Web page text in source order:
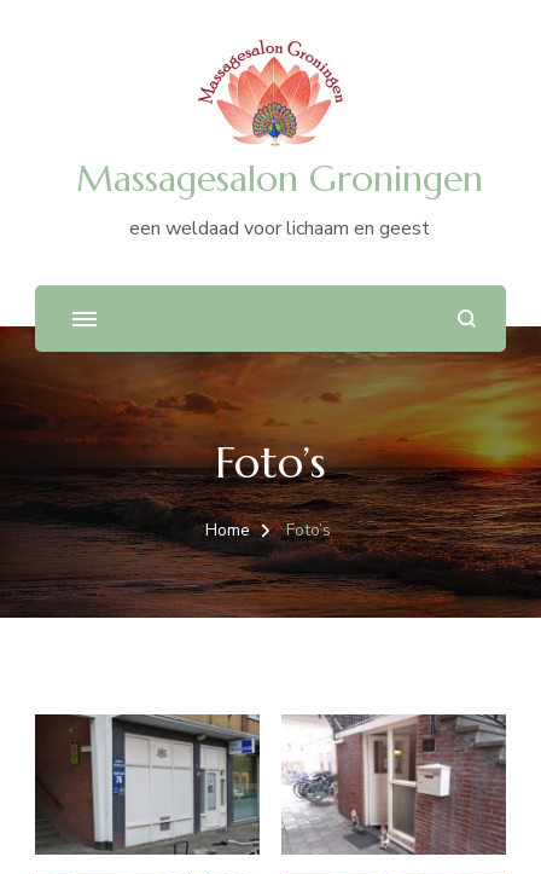
Massagesalon Groningen
een weldaad voor lichaam en geest
Foto’s
Home Foto’s